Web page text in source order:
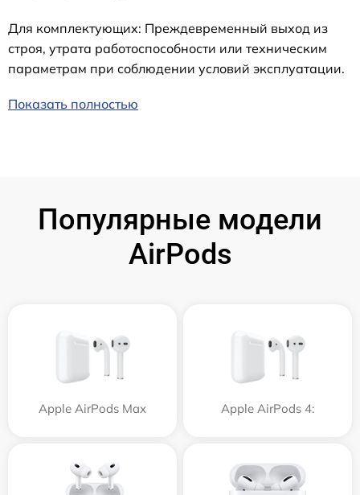
Для комплектующих: Преждевременный выход из
строя, утрата работоспособности или техническим
параметрам при соблюдении условий эксплуатации.
Показать полностью
Популярные модели
AirPods
Apple AirPods Max Apple AirPods 4: